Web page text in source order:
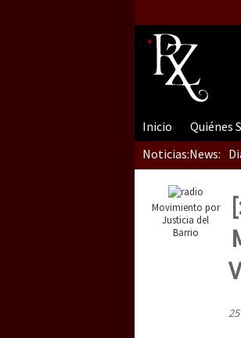
Inicio Quiénes
Noticias:News:
Movimiento por
Justicia del
Barrio